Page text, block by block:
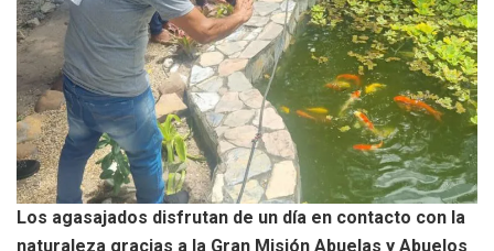
Los agasajados disfrutan de un día en contacto con la
naturaleza gracias a la Gran Misión Abuelas y Abuelos